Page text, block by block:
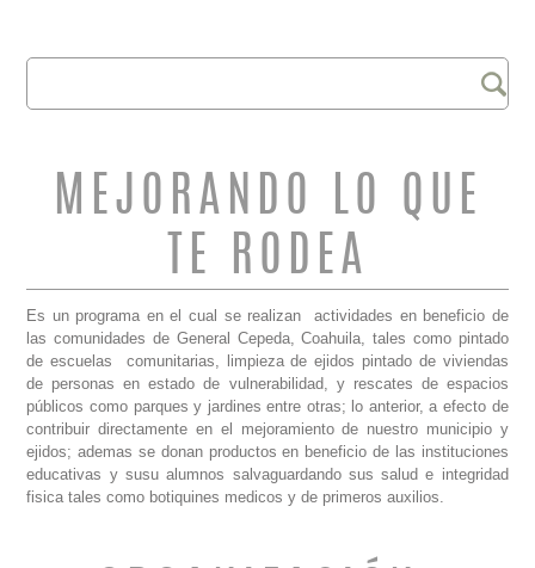
FORMULARIO DE
BÚSQUEDA
Buscar
MEJORANDO LO QUE
TE RODEA
Es un programa en el cual se realizan actividades en beneficio de
las comunidades de General Cepeda, Coahuila, tales como pintado
de escuelas comunitarias, limpieza de ejidos pintado de viviendas
de personas en estado de vulnerabilidad, y rescates de espacios
públicos como parques y jardines entre otras; lo anterior, a efecto de
contribuir directamente en el mejoramiento de nuestro municipio y
ejidos; ademas se donan productos en beneficio de las instituciones
educativas y susu alumnos salvaguardando sus salud e integridad
fisica tales como botiquines medicos y de primeros auxilios.